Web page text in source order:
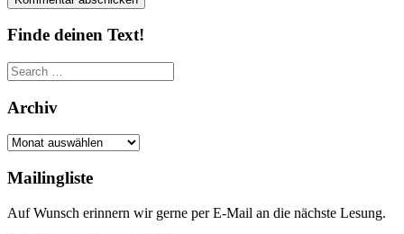
Finde deinen Text!
Search
for:
Archiv
Archiv
Mailingliste
Auf Wunsch erinnern wir gerne per E-Mail an die nächste Lesung.